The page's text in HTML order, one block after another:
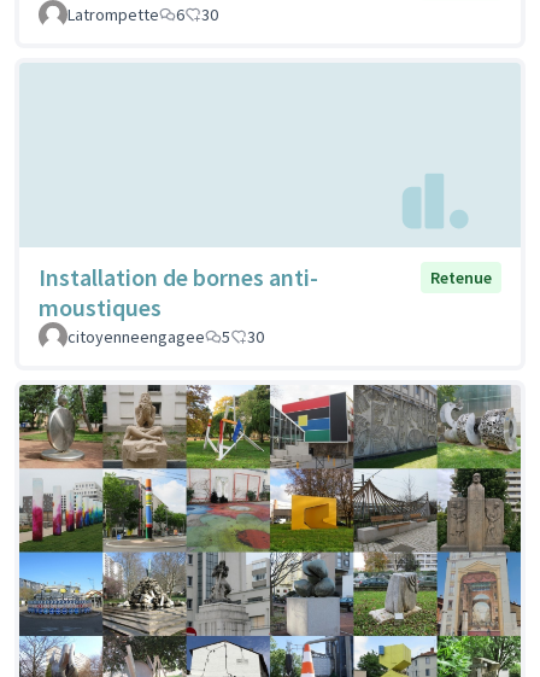
Latrompette
6 30
Installation de bornes anti-
moustiques
Retenue
citoyenneengagee 5 30